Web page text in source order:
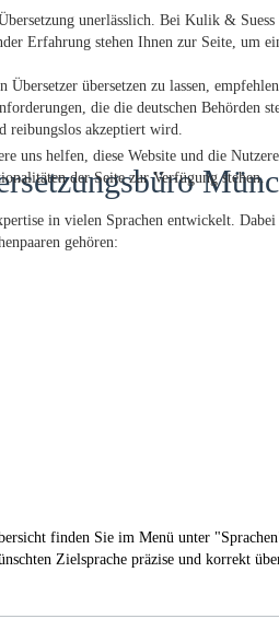
unerlässlich. Bei Kulik &
stehen Ihnen zur Seite, um
übersetzen zu lassen,
die die deutschen Behörden
reibungslos akzeptiert wird.
in vielen Sprachen entwickelt.
gehören:
finden Sie im Menü unter "Sprachen
Zielsprache präzise und korrekt
helfen, diese Website und die
der Seite zur Verfügung stehen.